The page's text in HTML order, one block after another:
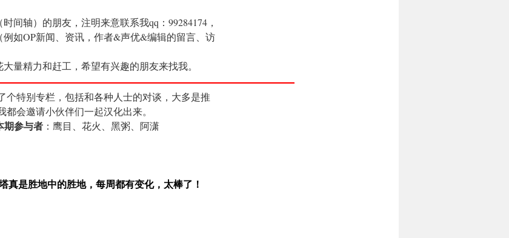
间轴）的朋友，注明来意联系我qq：99284174，
如OP新闻、资讯，作者&声优&编辑的留言、访
量精力和赶工，希望有兴趣的朋友来找我。
个特别专栏，包括和各种人士的对谈，大多是推
会邀请小伙伴们一起汉化出来。
期参与者 ：鹰目、花火、黑粥、阿潇
真是胜地中的胜地，每周都有变化，太棒了！